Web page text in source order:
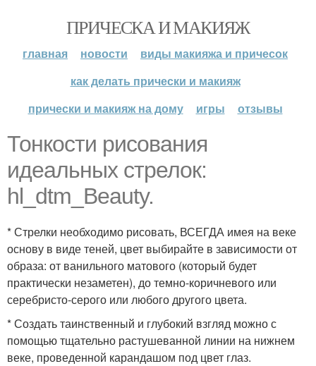
ПРИЧЕСКА И МАКИЯЖ
главная новости
виды макияжа и причесок
как делать прически и макияж
прически и макияж на дому
игры отзывы
Тонкости рисования
идеальных стрелок:
hl_dtm_Beauty.
* Стрелки необходимо рисовать, ВСЕГДА имея на веке
основу в виде теней, цвет выбирайте в зависимости от
образа: от ванильного матового (который будет
практически незаметен), до темно-коричневого или
серебристо-серого или любого другого цвета.
* Создать таинственный и глубокий взгляд можно с
помощью тщательно растушеванной линии на нижнем
веке, проведенной карандашом под цвет глаз.